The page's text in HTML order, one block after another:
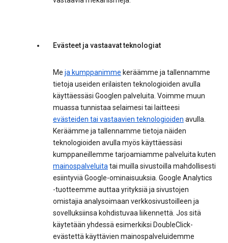
Evästeet ja vastaavat teknologiat
Me ja kumppanimme keräämme ja tallennamme
tietoja useiden erilaisten teknologioiden avulla
käyttäessäsi Googlen palveluita. Voimme muun
muassa tunnistaa selaimesi tai laitteesi
evästeiden tai vastaavien teknologioiden avulla.
Keräämme ja tallennamme tietoja näiden
teknologioiden avulla myös käyttäessäsi
kumppaneillemme tarjoamiamme palveluita kuten
mainospalveluitatai muilla sivustoilla mahdollisesti
esiintyviä Google-ominaisuuksia. Google Analytics
-tuotteemme auttaa yrityksiä ja sivustojen
omistajia analysoimaan verkkosivustoilleen ja
sovelluksiinsa kohdistuvaa liikennettä. Jos sitä
käytetään yhdessä esimerkiksi DoubleClick-
evästettä käyttävien mainospalveluidemme